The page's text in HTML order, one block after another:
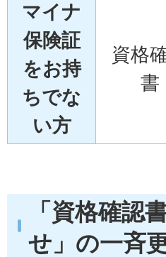
マイナ
保険証
をお持
ちでな
い方
資格
書
「資格確認
せ」の一斉